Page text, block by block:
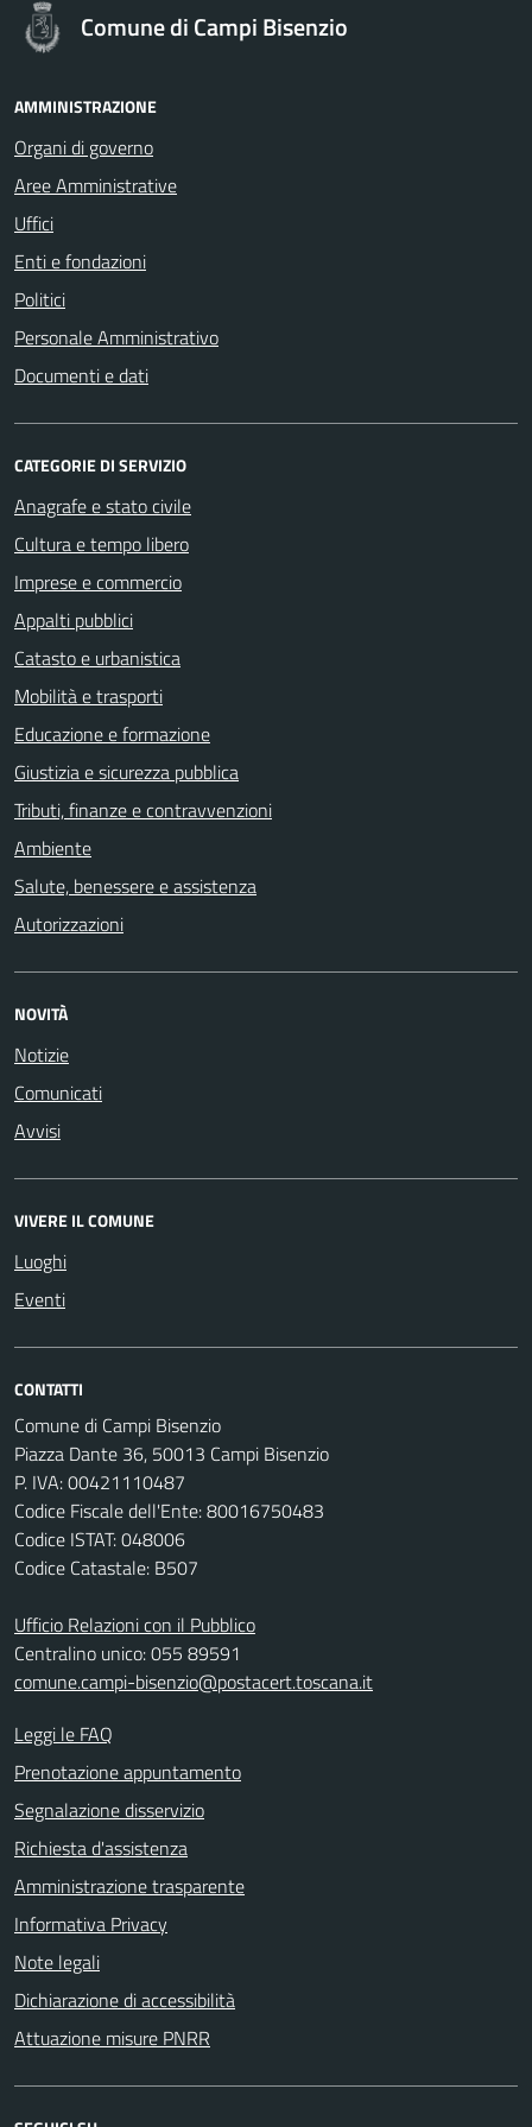
Comune di Campi Bisenzio
AMMINISTRAZIONE
Organi di governo
Aree Amministrative
Uffici
Enti e fondazioni
Politici
Personale Amministrativo
Documenti e dati
CATEGORIE DI SERVIZIO
Anagrafe e stato civile
Cultura e tempo libero
Imprese e commercio
Appalti pubblici
Catasto e urbanistica
Mobilità e trasporti
Educazione e formazione
Giustizia e sicurezza pubblica
Tributi, finanze e contravvenzioni
Ambiente
Salute, benessere e assistenza
Autorizzazioni
NOVITÀ
Notizie
Comunicati
Avvisi
VIVERE IL COMUNE
Luoghi
Eventi
CONTATTI
Comune di Campi Bisenzio
Piazza Dante 36, 50013 Campi Bisenzio
P. IVA: 00421110487
Codice Fiscale dell'Ente: 80016750483
Codice ISTAT: 048006
Codice Catastale: B507
Ufficio Relazioni con il Pubblico
Centralino unico: 055 89591
comune.campi-bisenzio@postacert.toscana.it
Leggi le FAQ
Prenotazione appuntamento
Segnalazione disservizio
Richiesta d'assistenza
Amministrazione trasparente
Informativa Privacy
Note legali
Dichiarazione di accessibilità
Attuazione misure PNRR